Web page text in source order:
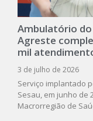
Ambulatório
Agreste
mil
3 de julho de 2026
Serviço implantado
Sesau, em junho de
Macrorregião de